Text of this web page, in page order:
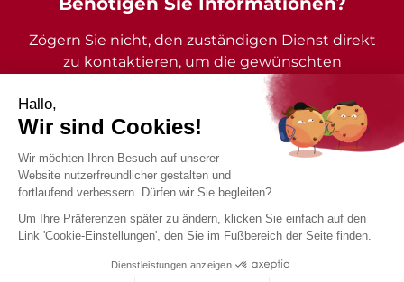
Zögern Sie nicht, den zuständigen Dienst direkt
zu kontaktieren, um die gewünschten
Auskünfte zu erhalten.
2026 - Gemeinde Vianden - Alle Rechte vorbehalten
Impressum
Datenschutzrichtlinie